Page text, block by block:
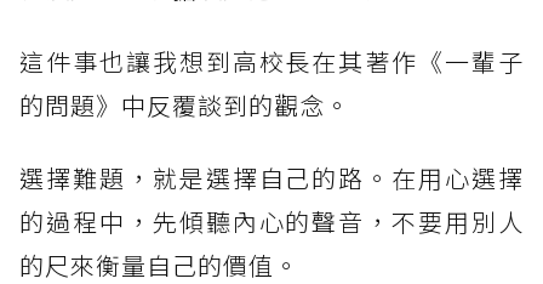
這件事也讓我想到高校長在其著作《一輩子
的問題》中反覆談到的觀念。
選擇難題，就是選擇自己的路。在用心選擇
的過程中，先傾聽內心的聲音，不要用別人
的尺來衡量自己的價值。